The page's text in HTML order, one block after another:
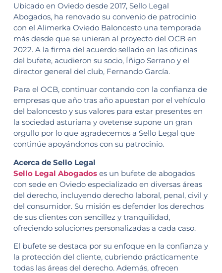
Ubicado en Oviedo desde 2017, Sello Legal
Abogados, ha renovado su convenio de patrocinio
con el Alimerka Oviedo Baloncesto una temporada
más desde que se unieran al proyecto del OCB en
2022. A la firma del acuerdo sellado en las oficinas
del bufete, acudieron su socio, Íñigo Serrano y el
director general del club, Fernando García.
Para el OCB, continuar contando con la confianza de
empresas que año tras año apuestan por el vehículo
del baloncesto y sus valores para estar presentes en
la sociedad asturiana y ovetense supone un gran
orgullo por lo que agradecemos a Sello Legal que
continúe apoyándonos con su patrocinio.
Acerca de Sello Legal
Sello Legal Abogados es un bufete de abogados
con sede en Oviedo especializado en diversas áreas
del derecho, incluyendo derecho laboral, penal, civil y
del consumidor. Su misión es defender los derechos
de sus clientes con sencillez y tranquilidad,
ofreciendo soluciones personalizadas a cada caso.
El bufete se destaca por su enfoque en la confianza y
la protección del cliente, cubriendo prácticamente
todas las áreas del derecho. Además, ofrecen